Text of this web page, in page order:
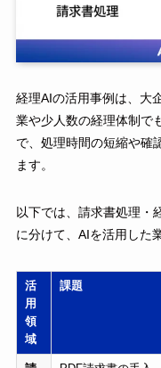
経理AIの活用事例は、大
業や少人数の経理体制で
で、処理時間の短縮や確
ます。
以下では、請求書処理・
に分けて、AIを活用した
活
用
領
域
課題